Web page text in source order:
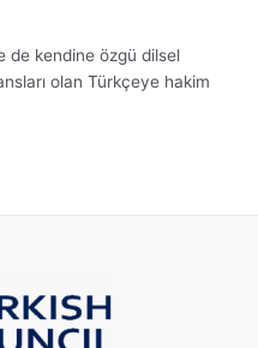
de kendine özgü dilsel
olan Türkçeye hakim